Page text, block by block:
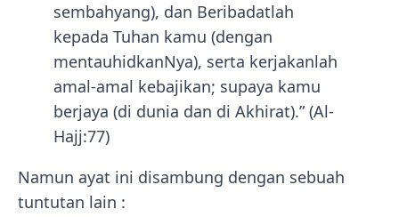
sembahyang), dan Beribadatlah
kepada Tuhan kamu (dengan
mentauhidkanNya), serta kerjakanlah
amal-amal kebajikan; supaya kamu
berjaya (di dunia dan di Akhirat).” (Al-
Hajj:77)
Namun ayat ini disambung dengan sebuah
tuntutan lain :